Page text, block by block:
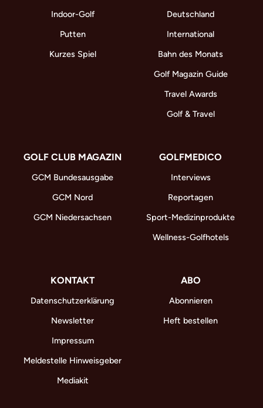
Indoor-Golf
Putten
Kurzes Spiel
Deutschland
International
Bahn des Monats
Golf Magazin Guide
Travel Awards
Golf & Travel
GOLF CLUB MAGAZIN
GCM Bundesausgabe
GCM Nord
GCM Niedersachsen
GOLFMEDICO
Interviews
Reportagen
Sport-Medizinprodukte
Wellness-Golfhotels
KONTAKT
Datenschutzerklärung
Newsletter
Impressum
Meldestelle Hinweisgeber
Mediakit
ABO
Abonnieren
Heft bestellen